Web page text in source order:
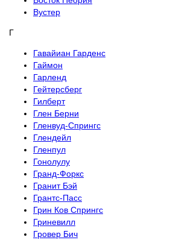
Вустер
Г
Гавайиан Гарденс
Гаймон
Гарленд
Гейтерсберг
Гилберт
Глен Берни
Гленвуд-Спрингс
Глендейл
Гленпул
Гонолулу
Гранд-Форкс
Гранит Бэй
Грантс-Пасс
Грин Ков Спрингс
Гриневилл
Гровер Бич